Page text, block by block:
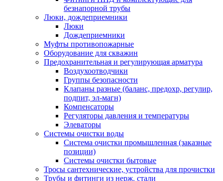
безнапорной трубы
Люки, дождеприемники
Люки
Дождеприемники
Муфты противопожарные
Оборудование для скважин
Предохранительная и регулирующая арматура
Воздухоотводчики
Группы безопасности
Клапаны разные (баланс, предохр, регулир,
подпит, эл-магн)
Компенсаторы
Регуляторы давления и температуры
Элеваторы
Системы очистки воды
Система очистки промышленная (заказные
позиции)
Системы очистки бытовые
Тросы сантехнические, устройства для прочистки
Трубы и фитинги из нерж. стали